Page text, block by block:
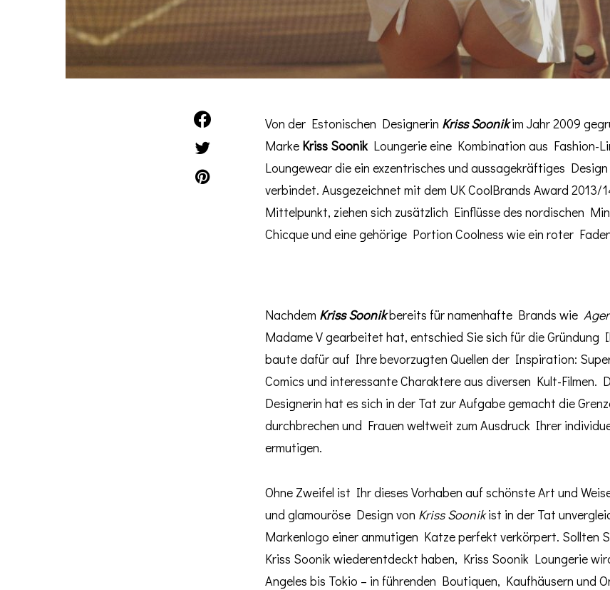
Von der Estonischen Designerin Kriss Soonikim Jahr 2009
Marke Kriss SoonikLoungerie eine Kombination aus Fashion-
Loungewear die ein exzentrisches und aussagekräftiges
verbindet. Ausgezeichnet mit dem UK CoolBrands Award 2013/
Mittelpunkt, ziehen sich zusätzlich Einflüsse des nordischen
Chicque und eine gehörige Portion Coolness wie ein roter
Nachdem Kriss Soonikbereits für namenhafte Brands wie
Madame V gearbeitet hat, entschied Sie sich für die Gründung
baute dafür auf Ihre bevorzugten Quellen der Inspiration:
Comics und interessante Charaktere aus diversen Kult-Filmen.
Designerin hat es sich in der Tat zur Aufgabe gemacht die
durchbrechen und Frauen weltweit zum Ausdruck Ihrer
ermutigen.
Ohne Zweifel ist Ihr dieses Vorhaben auf schönste Art und
und glamouröse Design von Kriss Soonikist in der Tat
Markenlogo einer anmutigen Katze perfekt verkörpert. Sollten
Kriss Soonik wiederentdeckt haben, Kriss Soonik Loungerie
Angeles bis Tokio – in führenden Boutiquen, Kaufhäusern und